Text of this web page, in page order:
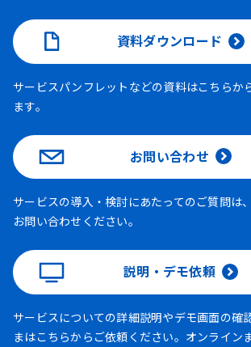
資料ダウンロード
サービスパンフレットなどの資料はこちらか
ます。
お問い合わせ
サービスの導入・検討にあたってのご質問は
お問い合わせください。
説明・デモ依頼
サービスについての詳細説明やデモ画面の確
まはこちらからご依頼ください。オンライン